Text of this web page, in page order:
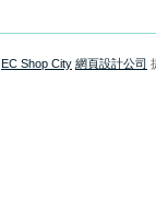
EC Shop City 網頁設計公司